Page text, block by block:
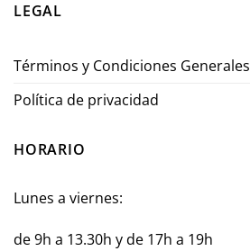
LEGAL
Términos y Condiciones Generales
Política de privacidad
HORARIO
Lunes a viernes:
de 9h a 13.30h y de 17h a 19h